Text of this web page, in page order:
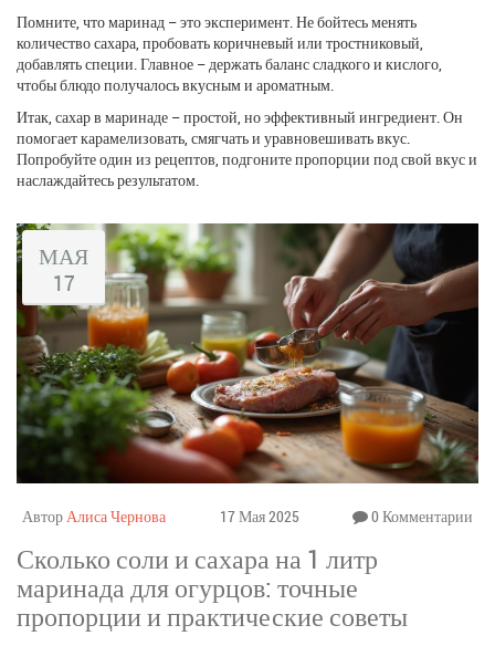
Помните, что маринад – это эксперимент. Не бойтесь менять
количество сахара, пробовать коричневый или тростниковый,
добавлять специи. Главное – держать баланс сладкого и кислого,
чтобы блюдо получалось вкусным и ароматным.
Итак, сахар в маринаде – простой, но эффективный ингредиент. Он
помогает карамелизовать, смягчать и уравновешивать вкус.
Попробуйте один из рецептов, подгоните пропорции под свой вкус и
наслаждайтесь результатом.
МАЯ
17
АвторАлиса Чернова 17 Мая 2025 0 Комментарии
Сколько соли и сахара на 1 литр
маринада для огурцов: точные
пропорции и практические советы